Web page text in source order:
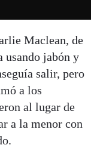
Maclean, de
usando jabón y
salir, pero
a los
al lugar de
a la menor con